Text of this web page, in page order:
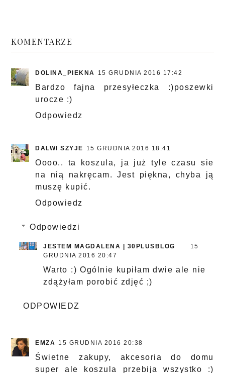
KOMENTARZE
DOLINA_PIEKNA 15 GRUDNIA 2016 17:42
Bardzo fajna przesyłeczka :)poszewki
urocze :)
Odpowiedz
DALWI SZYJE 15 GRUDNIA 2016 18:41
Oooo.. ta koszula, ja już tyle czasu sie
na nią nakręcam. Jest piękna, chyba ją
muszę kupić.
Odpowiedz
Odpowiedzi
JESTEM MAGDALENA | 30PLUSBLOG
15
GRUDNIA 2016 20:47
Warto :) Ogólnie kupiłam dwie ale nie
zdążyłam porobić zdjęć ;)
ODPOWIEDZ
EMZA 15 GRUDNIA 2016 20:38
Świetne zakupy, akcesoria do domu
super ale koszula przebija wszystko :)